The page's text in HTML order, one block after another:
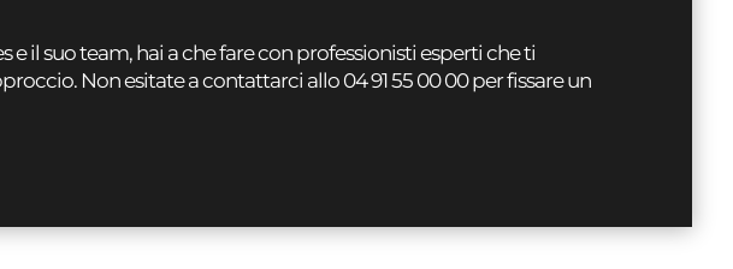
il suo team, hai a che fare con professionisti esperti che ti
Non esitate a contattarci allo 04 91 55 00 00 per fissare un